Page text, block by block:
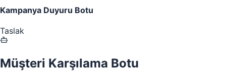
Kampanya Duyuru Botu
Taslak
Müşteri Karşılama Botu